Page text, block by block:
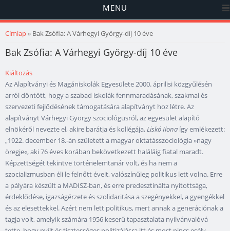
MENU
Jelenlegi hely
Címlap» Bak Zsófia: A Várhegyi György-díj 10 éve
Bak Zsófia: A Várhegyi György-díj 10 éve
Kiáltozás
Az Alapítványi és Magániskolák Egyesülete 2000. áprilisi közgyűlésén
arról döntött, hogy a szabad iskolák fennmaradásának, szakmai és
szervezeti fejlődésének támogatására alapítványt hoz létre. Az
alapítványt Várhegyi György szociológusról, az egyesület alapító
elnökéről nevezte el, akire barátja és kollégája,Liskó Ilona így emlékezett:
„1922. december 18.-án született a magyar oktatásszociológia »nagy
öregje«, aki 76 éves korában bekövetkezett haláláig fiatal maradt.
Képzettségét tekintve történelemtanár volt, és ha nem a
szocializmusban éli le felnőtt éveit, valószínűleg politikus lett volna. Erre
a pályára készült a MADISZ-ban, és erre predesztinálta nyitottsága,
érdeklődése, igazságérzete és szolidaritása a szegényekkel, a gyengékkel
és az elesettekkel. Azért nem lett politikus, mert annak a generációnak a
tagja volt, amelyik számára 1956 keserű tapasztalata nyilvánvalóvá